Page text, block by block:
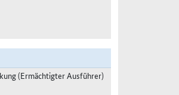
(Ermächtigter Ausführer)